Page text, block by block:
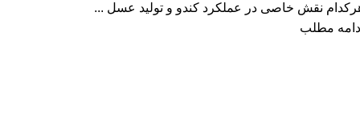
نقش خاصی در عملکرد کندو و تولید عسل ...
مطلب